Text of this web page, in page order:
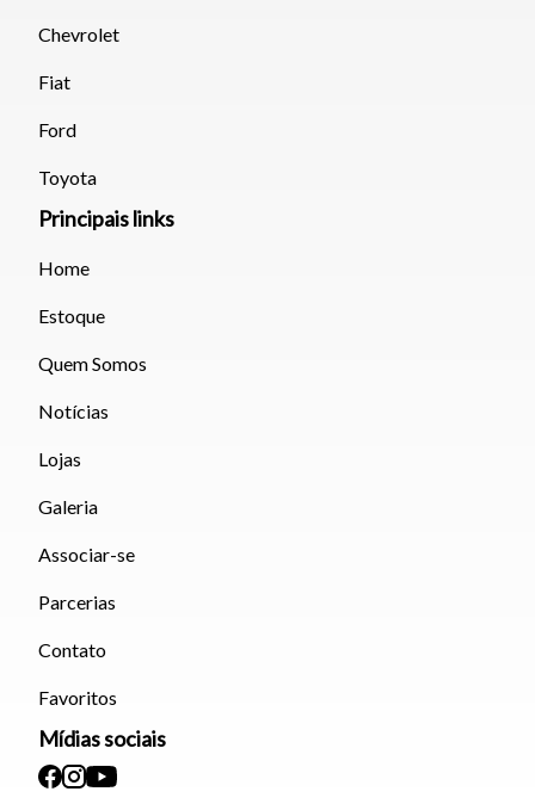
Chevrolet
Fiat
Ford
Toyota
Principais links
Home
Estoque
Quem Somos
Notícias
Lojas
Galeria
Associar-se
Parcerias
Contato
Favoritos
Mídias sociais